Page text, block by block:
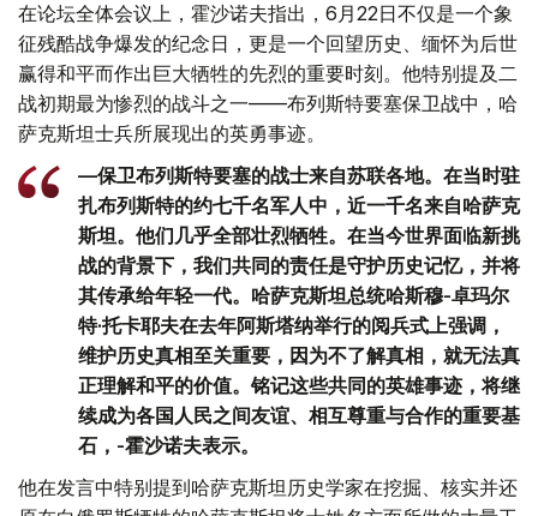
在论坛全体会议上，霍沙诺夫指出，6月22日不仅是一个象
征残酷战争爆发的纪念日，更是一个回望历史、缅怀为后世
赢得和平而作出巨大牺牲的先烈的重要时刻。他特别提及二
战初期最为惨烈的战斗之一——布列斯特要塞保卫战中，哈
萨克斯坦士兵所展现出的英勇事迹。
—保卫布列斯特要塞的战士来自苏联各地。在当时驻
扎布列斯特的约七千名军人中，近一千名来自哈萨克
斯坦。他们几乎全部壮烈牺牲。在当今世界面临新挑
战的背景下，我们共同的责任是守护历史记忆，并将
其传承给年轻一代。哈萨克斯坦总统哈斯穆-卓玛尔
特·托卡耶夫在去年阿斯塔纳举行的阅兵式上强调，
维护历史真相至关重要，因为不了解真相，就无法真
正理解和平的价值。铭记这些共同的英雄事迹，将继
续成为各国人民之间友谊、相互尊重与合作的重要基
石，-霍沙诺夫表示。
他在发言中特别提到哈萨克斯坦历史学家在挖掘、核实并还